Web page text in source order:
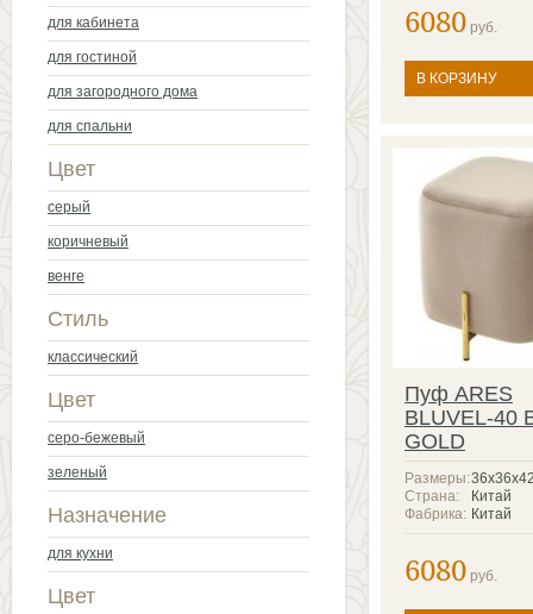
для кабинета
для гостиной
для загородного дома
для спальни
Цвет
серый
коричневый
венге
Стиль
классический
Цвет
серо-бежевый
зеленый
Назначение
для кухни
Цвет
6080 руб.
В КОРЗИНУ
Пуф ARES
BLUVEL-40
GOLD
Размеры:
Китай
Страна:
Китай
Фабрика:
6080 руб.